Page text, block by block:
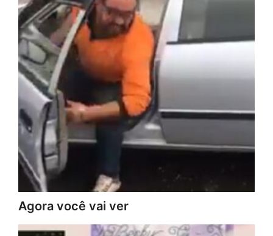
Agora você vai ver